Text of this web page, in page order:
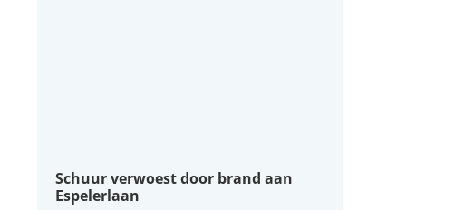
Schuur verwoest door brand aan
Espelerlaan